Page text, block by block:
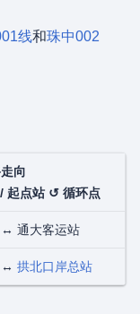
线和珠中002
向
起点站 ↺ 循环点
通大客运站
↔ 拱北口岸总站